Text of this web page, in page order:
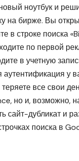
ноутбук и
на бирже. Вы
в строке поиска
по первой
в учетную
аутентификация у
все свои
но и, возможно,
сайт-дубликат и
поиска в